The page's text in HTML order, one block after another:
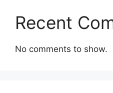
Recent
No comments to show.